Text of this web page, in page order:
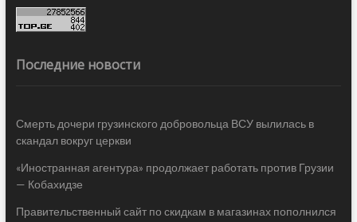
Последние новости
Смерть дочери грузинского добровольца ВСУ вылилась в
скандал вокруг церкви
«Иностранная агентура» продолжает работать против Грузии
— Кобахидзе
Правительственный сайт по скидкам в магазинах пополнился